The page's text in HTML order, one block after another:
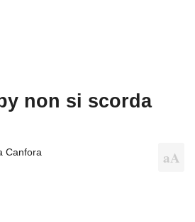
non si scorda
Canfora